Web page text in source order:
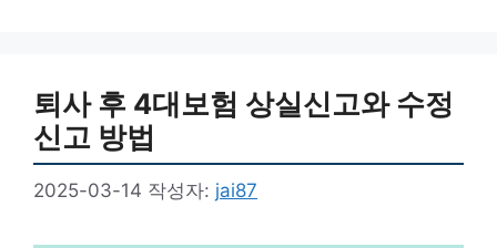
퇴사 후 4대보험 상실신고와 수정
신고 방법
2025-03-14 작성자: jai87